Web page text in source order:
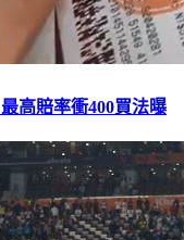
高賠率衝400買法曝